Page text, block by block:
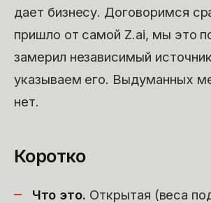
дает бизнесу. Договоримся
пришло от самой Z.ai, мы это
замерил независимый
указываем его. Выдуманных
нет.
Коротко
Что это. Открытая (веса